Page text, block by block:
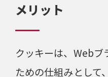
メリット
クッキーは、Webブ
ための仕組みとして